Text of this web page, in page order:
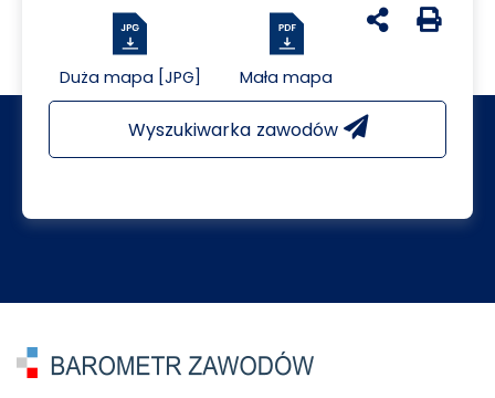
Duża mapa [JPG] Mała mapa
udostępnij na
Generuj
Wyszukiwarka zawodów